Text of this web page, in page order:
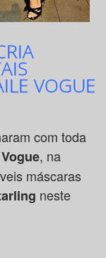
VOGUE
com toda
, na
máscaras
neste